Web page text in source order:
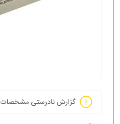
گزارش نادرستی مشخصات